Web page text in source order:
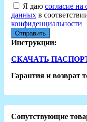
Я даю согласие
данных в
конфиденциальности
Отправить
Инструкции:
СКАЧАТЬ
Гарантия и возврат
Сопутствующие